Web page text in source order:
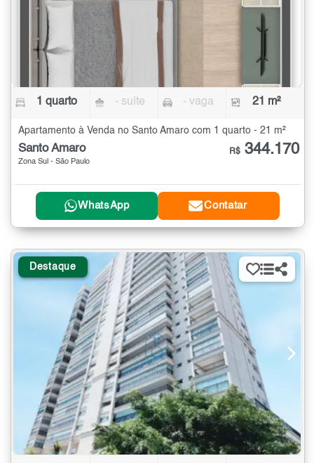
1 quarto - suíte - vaga 21 m²
Apartamento à Venda no Santo Amaro com 1 quarto - 21 m²
Santo Amaro
Zona Sul - São Paulo
R$ 344.170
WhatsApp Contatar
Destaque